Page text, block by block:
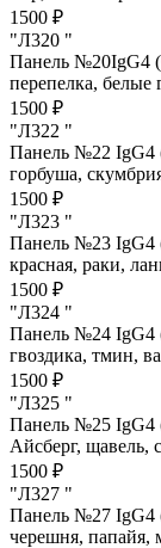
1500 ₽
"Л320 "
Панель №20IgG4
перепелка,
1500 ₽
"Л322 "
Панель №22 IgG4
горбуша,
1500 ₽
"Л323 "
Панель №23 IgG4
красная, раки,
1500 ₽
"Л324 "
Панель №24 IgG4
гвоздика, тмин,
1500 ₽
"Л325 "
Панель №25 IgG4
Айсберг, щавель,
1500 ₽
"Л327 "
Панель №27 IgG4
черешня, папайя,